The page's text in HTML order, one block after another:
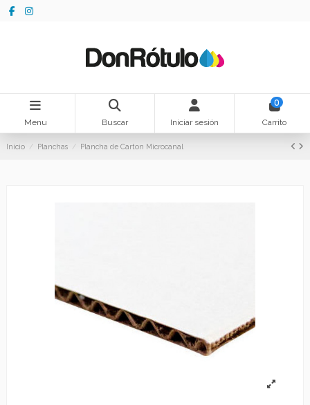
Menu Buscar Iniciar sesión
0
Carrito
Inicio Planchas Plancha de Carton Microcanal